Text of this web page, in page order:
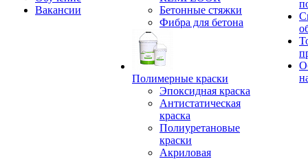
Вакансии
Бетонные стяжки
Фибра для бетона
Полимерные краски
Эпоксидная краска
Антистатическая
краска
Полиуретановые
краски
Акриловая